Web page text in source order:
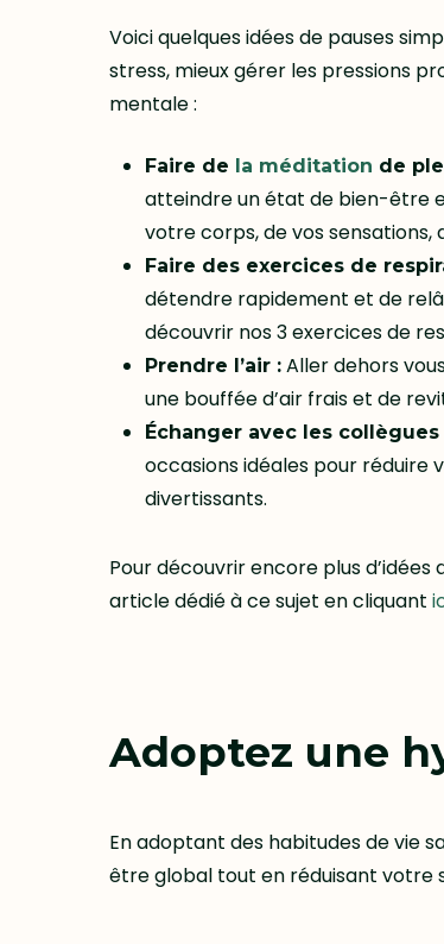
Voici quelques idées de pauses
stress, mieux gérer les pressions
mentale :
Faire de la méditation de
atteindre un état de bien-être
votre corps, de vos
Faire des exercices de
détendre rapidement et de
découvrir nos 3 exercices de
Prendre l’air : Aller dehors
une bouffée d’air frais et de
Échanger avec les collègues
occasions idéales pour réduire
divertissants.
Pour découvrir encore plus
article dédié à ce sujet en cliquant
Adoptez une
En adoptant des habitudes de vie
être global tout en réduisant votre